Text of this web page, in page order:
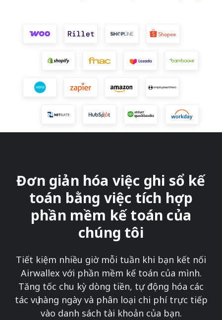
Đơn giản hóa việc ghi sổ kế
toán bằng việc tích hợp
phần mềm kế toán của
chúng tôi
Tiết kiệm nhiều giờ mỗi tuần khi bạn kết nối
Airwallex với phần mềm kế toán của mình.
Tăng tốc chu kỳ dòng tiền, tự động hóa các
tác vụ hàng ngày và phân loại chi phí trực tiếp
vào danh sách tài khoản của bạn.